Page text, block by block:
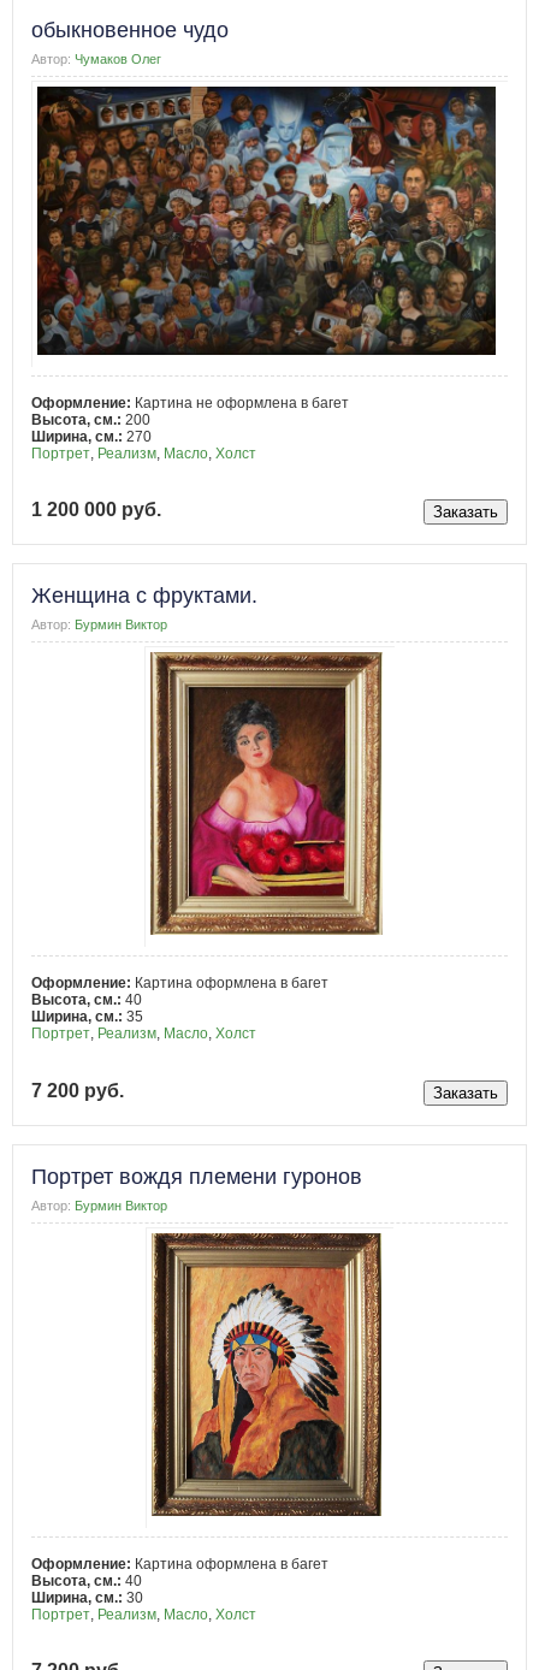
обыкновенное чудо
Автор: Чумаков Олег
Оформление: Картина не оформлена в багет
Высота, см.: 200
Ширина, см.: 270
Портрет, Реализм, Масло, Холст
1 200 000 руб.
Женщина с фруктами.
Автор: Бурмин Виктор
Оформление: Картина оформлена в багет
Высота, см.: 40
Ширина, см.: 35
Портрет, Реализм, Масло, Холст
7 200 руб.
Портрет вождя племени гуронов
Автор: Бурмин Виктор
Оформление: Картина оформлена в багет
Высота, см.: 40
Ширина, см.: 30
Портрет, Реализм, Масло, Холст